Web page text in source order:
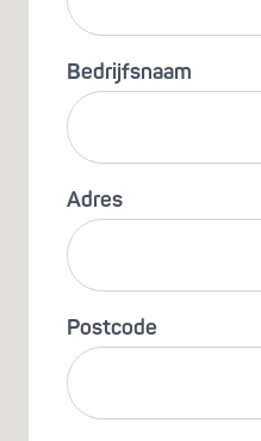
Bedrijfsnaam
Adres
Postcode